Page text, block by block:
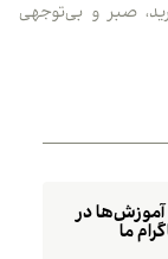
صبر و بی‌توجهی
آموزش‌ها در
ما